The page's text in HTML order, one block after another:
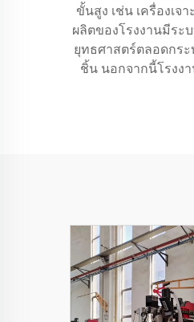
ขั้นสูง เช่น เครื่องเ
ผลิตของโรงงานมีร
ยุทธศาสตร์ตลอดกร
ชิ้น นอกจากนี้โรงง